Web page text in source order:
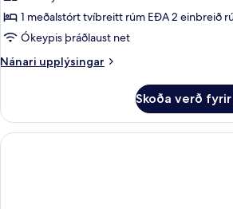
1 meðalstórt tvíbreitt rúm EÐA 2 einbreið
Ókeypis þráðlaust net
Nánari upplýsingar
Nánari
Skoða verð